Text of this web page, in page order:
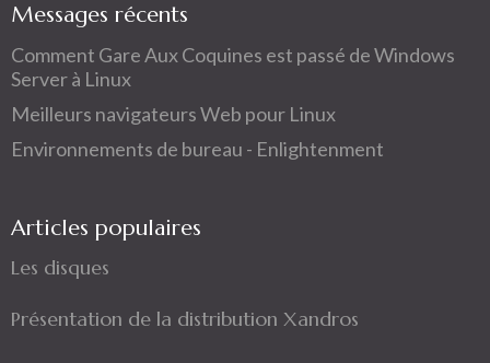
Messages récents
Comment Gare Aux Coquines est passé de Windows
Server à Linux
Meilleurs navigateurs Web pour Linux
Environnements de bureau - Enlightenment
Articles populaires
Les disques
Présentation de la distribution Xandros